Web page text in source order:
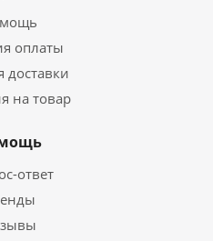
оплаты
доставки
на товар
ответ